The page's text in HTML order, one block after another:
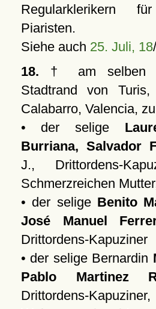
Regularklerikern
Piaristen.
Siehe auch 25. Juli, 18
18. † am selben
Stadtrand von
Calabarro, Valencia,
• der selige
Burriana, Salvador
J., Drittordens-
Schmerzreichen
• der selige Benito
José Manuel
Drittordens-Kapuziner
• der selige Bernardin
Pablo Martinez
Drittordens-